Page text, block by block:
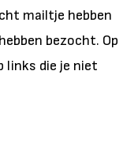
mailtje hebben
bezocht. Op
links die je niet